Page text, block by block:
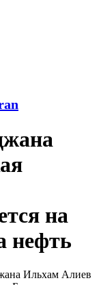
на
нефть
Ильхам Алиев